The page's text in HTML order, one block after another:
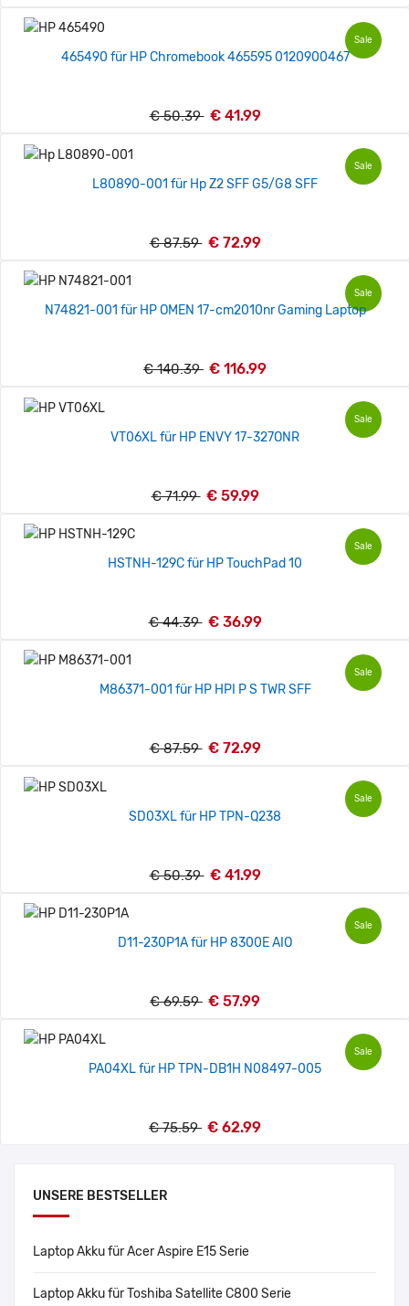
UNSERE BESTSELLER
Laptop Akku für Acer Aspire E15 Serie
Laptop Akku für Toshiba Satellite C800 Serie
Sale
465490 für HP Chromebook 465595 0120900467
€ 50.39 € 41.99
Sale
L80890-001 für Hp Z2 SFF G5/G8 SFF
€ 87.59 € 72.99
Sale
N74821-001 für HP OMEN 17-cm2010nr Gaming Laptop
€ 140.39 € 116.99
Sale
VT06XL für HP ENVY 17-327ONR
€ 71.99 € 59.99
Sale
HSTNH-129C für HP TouchPad 10
€ 44.39 € 36.99
Sale
M86371-001 für HP HPI P S TWR SFF
€ 87.59 € 72.99
Sale
SD03XL für HP TPN-Q238
€ 50.39 € 41.99
Sale
D11-230P1A für HP 8300E AIO
€ 69.59 € 57.99
Sale
PA04XL für HP TPN-DB1H N08497-005
€ 75.59 € 62.99